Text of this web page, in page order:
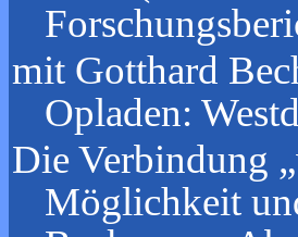
mit Gotthard
Opladen:
Die Verbindung
Möglichkeit